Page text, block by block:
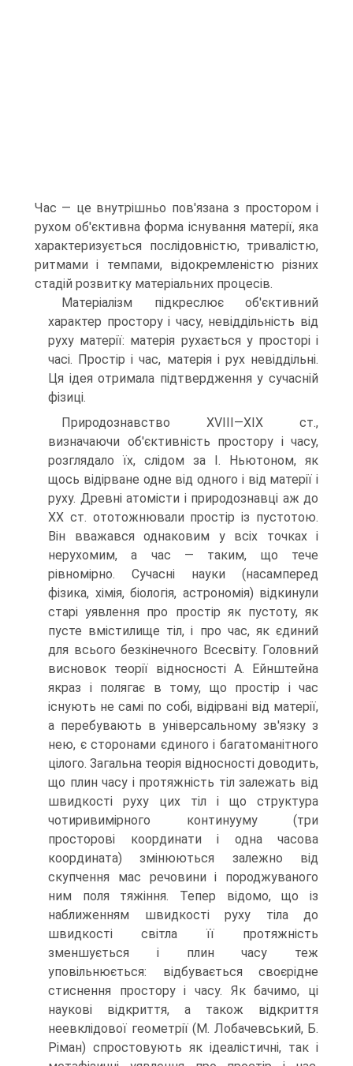
Час — це внутрішньо пов'язана з простором і
рухом об'єктивна форма існування матерії, яка
характеризується послідовністю, тривалістю,
ритмами і темпами, відокремленістю різних
стадій розвитку матеріальних процесів.
Матеріалізм підкреслює об'єктивний
характер простору і часу, невіддільність від
руху матерії: матерія рухається у просторі і
часі. Простір і час, матерія і рух невіддільні.
Ця ідея отримала підтвердження у сучасній
фізиці.
Природознавство XVIII—XIX ст.,
визначаючи об'єктивність простору і часу,
розглядало їх, слідом за І. Ньютоном, як
щось відірване одне від одного і від матерії і
руху. Древні атомісти і природознавці аж до
XX ст. ототожнювали простір із пустотою.
Він вважався однаковим у всіх точках і
нерухомим, а час — таким, що тече
рівномірно. Сучасні науки (насамперед
фізика, хімія, біологія, астрономія) відкинули
старі уявлення про простір як пустоту, як
пусте вмістилище тіл, і про час, як єдиний
для всього безкінечного Всесвіту. Головний
висновок теорії відносності А. Ейнштейна
якраз і полягає в тому, що простір і час
існують не самі по собі, відірвані від матерії,
а перебувають в універсальному зв'язку з
нею, є сторонами єдиного і багатоманітного
цілого. Загальна теорія відносності доводить,
що плин часу і протяжність тіл залежать від
швидкості руху цих тіл і що структура
чотиривимірного континууму (три
просторові координати і одна часова
координата) змінюються залежно від
скупчення мас речовини і породжуваного
ним поля тяжіння. Тепер відомо, що із
наближенням швидкості руху тіла до
швидкості світла її протяжність
зменшується і плин часу теж
уповільнюється: відбувається своєрідне
стиснення простору і часу. Як бачимо, ці
наукові відкриття, а також відкриття
неевклідової геометрії (М. Лобачевський, Б.
Ріман) спростовують як ідеалістичні, так і